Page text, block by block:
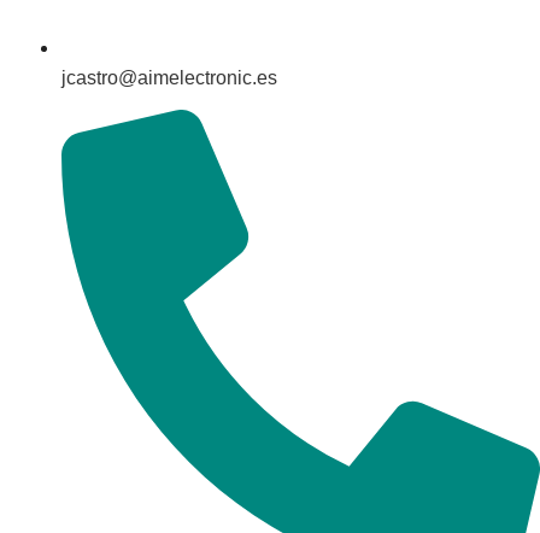
jcastro@aimelectronic.es